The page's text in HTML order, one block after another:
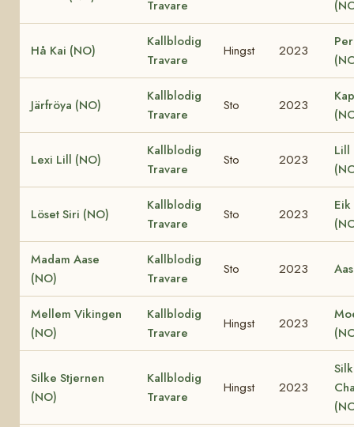
Travare
Hå Kai (NO)
Kallblodig
Travare
Hingst 2023
Järfröya (NO)
Kallblodig
Travare
Sto 2023
Lexi Lill (NO)
Kallblodig
Travare
Sto 2023
Lill
Löset Siri (NO)
Kallblodig
Travare
Sto 2023
Madam Aase
(NO)
Kallblodig
Travare
Sto 2023
Mellem Vikingen
(NO)
Kallblodig
Travare
Hingst 2023
Silke Stjernen
(NO)
Kallblodig
Travare
Hingst 2023